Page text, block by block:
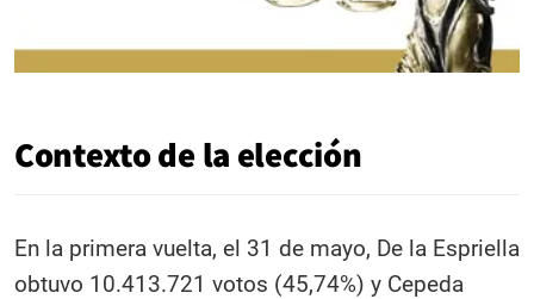
Contexto de la elección
En la primera vuelta, el 31 de mayo, De la Espriella
obtuvo 10.413.721 votos (45,74%) y Cepeda